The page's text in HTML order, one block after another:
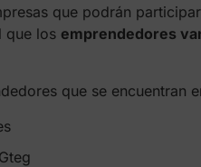
que podrán
que los emprendedores
que se encuentran